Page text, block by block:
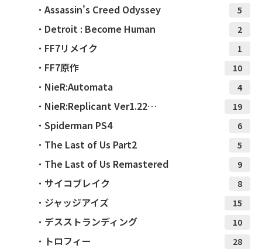
Assassin's Creed Odyssey 5
Detroit : Become Human 2
FF7リメイク 1
FF7原作 10
NieR:Automata 4
NieR:Replicant Ver1.22… 19
Spiderman PS4 6
The Last of Us Part2 5
The Last of Us Remastered 9
サイコブレイク 8
ジャッジアイズ 15
デスストランディング 10
トロフィー 28